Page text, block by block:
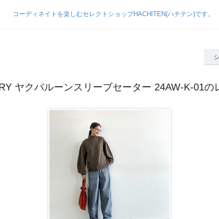
ヤクバルーンスリーブセーター 24AW-K-01の